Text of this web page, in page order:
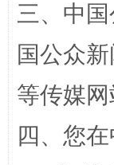
三、中
国公众
等传媒
四、您